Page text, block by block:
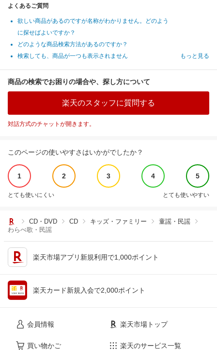
よくあるご質問
欲しい商品があるのですが名称がわかりません。どのよう
に探せばよいですか？
どのような商品検索方法があるのですか？
検索しても、商品が一つも表示されません
もっと見る
商品の検索でお困りの場合や、探し方について
楽天のスタッフに質問する
対話方式のチャットが開きます。
このページの使いやすさはいかがでしたか？
1 2 3 4 5
とても使いにくい とても使いやすい
CD・DVD CD キッズ・ファミリー
童謡・民謡
わらべ歌・民謡
楽天市場アプリ新規利用で1,000ポイント
楽天カード新規入会で2,000ポイント
会員情報
買い物かご
楽天市場トップ
楽天のサービス一覧